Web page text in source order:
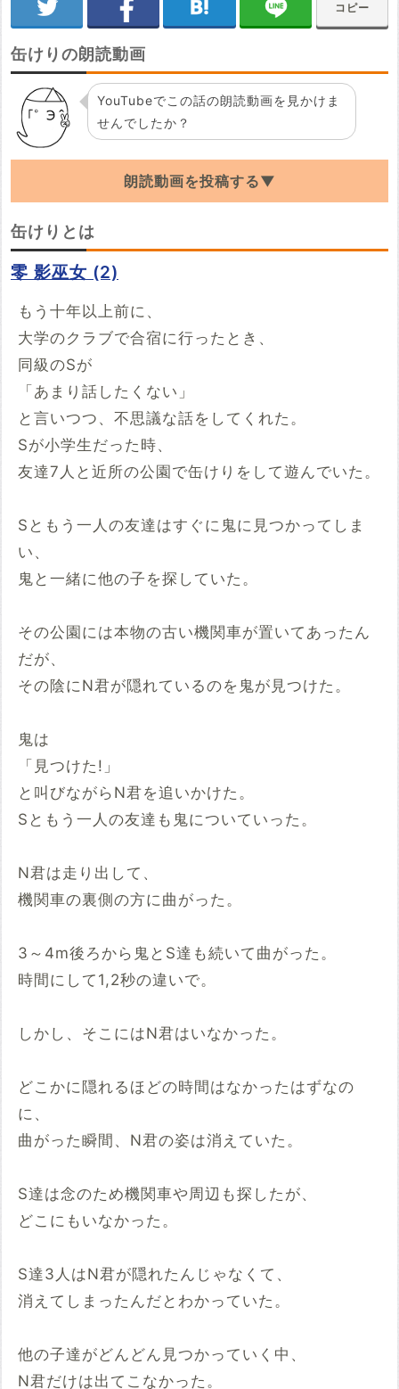
コピー
缶けりの朗読動画
YouTubeでこの話の朗読動画を見かけま
せんでしたか？
朗読動画を投稿する▼
「缶けり」の朗読動画を探しています。
YouTubeでこの話の朗読動画を見つけたらぜ
ひ投稿していってください。
※YouTubeのURL
例：https://www.youtube.com/watch?v=***********
例：https://youtu.be/***********
開始時間
再生開始の時間を指定する場合は入力してください
投稿する
缶けりとは
零 影巫女 (2)
もう十年以上前に、
大学のクラブで合宿に行ったとき、
同級のSが
「あまり話したくない」
と言いつつ、不思議な話をしてくれた。
Sが小学生だった時、
友達7人と近所の公園で缶けりをして遊んでいた。
Sともう一人の友達はすぐに鬼に見つかってしま
い、
鬼と一緒に他の子を探していた。
その公園には本物の古い機関車が置いてあったん
だが、
その陰にN君が隠れているのを鬼が見つけた。
鬼は
「見つけた!」
と叫びながらN君を追いかけた。
Sともう一人の友達も鬼についていった。
N君は走り出して、
機関車の裏側の方に曲がった。
3～4m後ろから鬼とS達も続いて曲がった。
時間にして1,2秒の違いで。
しかし、そこにはN君はいなかった。
どこかに隠れるほどの時間はなかったはずなの
に、
曲がった瞬間、N君の姿は消えていた。
S達は念のため機関車や周辺も探したが、
どこにもいなかった。
S達3人はN君が隠れたんじゃなくて、
消えてしまったんだとわかっていた。
他の子達がどんどん見つかっていく中、
N君だけは出てこなかった。